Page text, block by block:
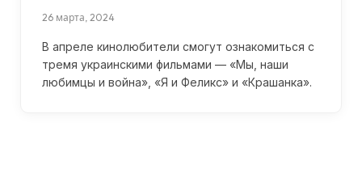
26 марта, 2024
В апреле кинолюбители смогут ознакомиться с
тремя украинскими фильмами — «Мы, наши
любимцы и война», «Я и Феликс» и «Крашанка».